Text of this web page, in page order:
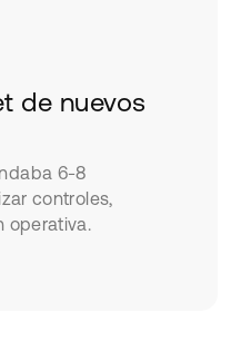
de nuevos
6-8
controles,